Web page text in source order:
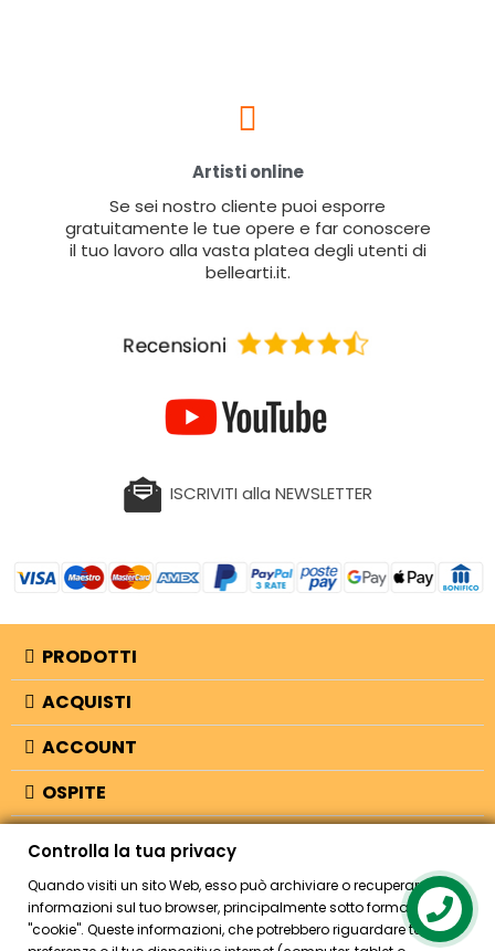
Artisti online
Se sei nostro cliente puoi esporre
gratuitamente le tue opere e far conoscere
il tuo lavoro alla vasta platea degli utenti di
bellearti.it.
ISCRIVITI alla NEWSLETTER
PRODOTTI
ACQUISTI
ACCOUNT
OSPITE
NEGOZIO
Controlla la tua privacy
Quando visiti un sito Web, esso può archiviare o recuperare
informazioni sul tuo browser, principalmente sotto forma di
"cookie". Queste informazioni, che potrebbero riguardare te, le tue